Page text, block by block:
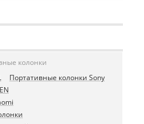
колонки
Портативные колонки Sony